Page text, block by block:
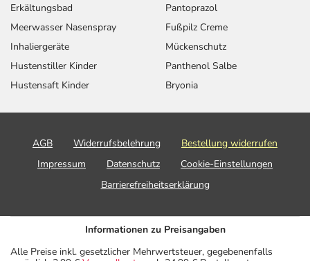
Depression und
Vorbeugung gegen
ein Wiederauftreten
einer Depression -
Folgebehandlung:
Erwachsene 4 Kapseln
sozialen Kontakten
generalisiert -
Behandlungsbeginn:
und Angststörung,
Erwachsene 4 Kapseln
Erkältungsbad
Meerwasser Nasenspray
Inhaliergeräte
Hustenstiller Kinder
Hustensaft Kinder
Pantoprazol
Fußpilz Creme
Mückenschutz
Panthenol Salbe
Bryonia
AGB Widerrufsbelehrung
Bestellung widerrufen
Impressum
Datenschutz
Cookie-Einstellungen
Barrierefreiheitserklärung
Informationen zu Preisangaben
Alle Preise inkl. gesetzlicher Mehrwertsteuer, gegebenenfalls